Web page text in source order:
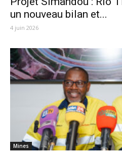
un nouveau bilan et...
4 juin 2026
Mines